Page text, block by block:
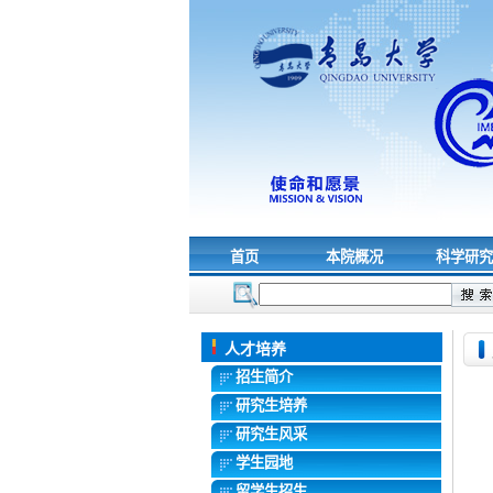
首页 本院概况 科学研
人才培养
招生简介
研究生培养
研究生风采
学生园地